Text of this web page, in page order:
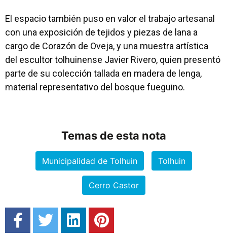
El espacio también puso en valor el trabajo artesanal
con una exposición de tejidos y piezas de lana a
cargo de Corazón de Oveja, y una muestra artística
del escultor tolhuinense Javier Rivero, quien presentó
parte de su colección tallada en madera de lenga,
material representativo del bosque fueguino.
Temas de esta nota
Municipalidad de Tolhuin Tolhuin
Cerro Castor